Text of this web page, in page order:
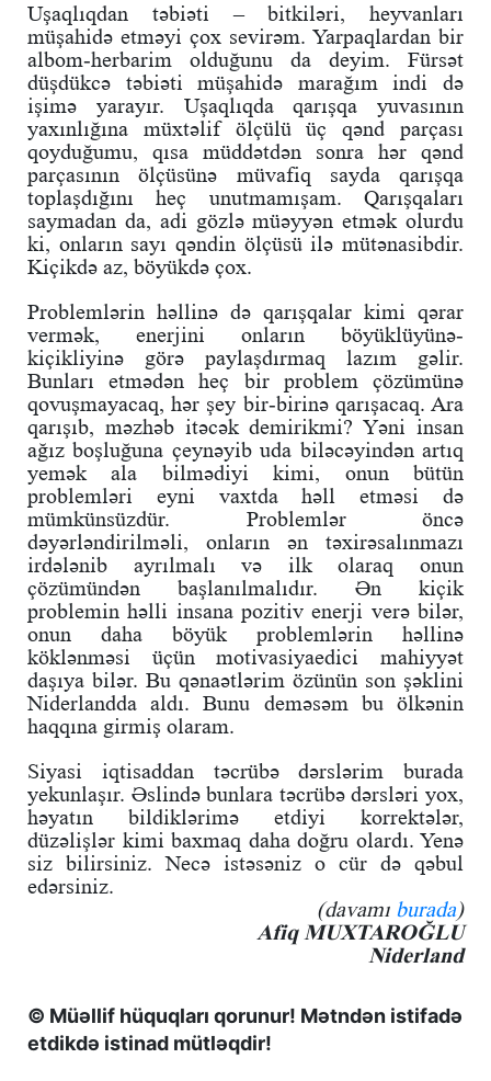
Uşaqlıqdan təbiəti – bitkiləri, heyvanları
müşahidə etməyi çox sevirəm. Yarpaqlardan bir
albom-herbarim olduğunu da deyim. Fürsət
düşdükcə təbiəti müşahidə marağım indi də
işimə yarayır. Uşaqlıqda qarışqa yuvasının
yaxınlığına müxtəlif ölçülü üç qənd parçası
qoyduğumu, qısa müddətdən sonra hər qənd
parçasının ölçüsünə müvafiq sayda qarışqa
toplaşdığını heç unutmamışam. Qarışqaları
saymadan da, adi gözlə müəyyən etmək olurdu
ki, onların sayı qəndin ölçüsü ilə mütənasibdir.
Kiçikdə az, böyükdə çox.
Problemlərin həllinə də qarışqalar kimi qərar
vermək, enerjini onların böyüklüyünə-
kiçikliyinə görə paylaşdırmaq lazım gəlir.
Bunları etmədən heç bir problem çözümünə
qovuşmayacaq, hər şey bir-birinə qarışacaq. Ara
qarışıb, məzhəb itəcək demirikmi? Yəni insan
ağız boşluğuna çeynəyib uda biləcəyindən artıq
yemək ala bilmədiyi kimi, onun bütün
problemləri eyni vaxtda həll etməsi də
mümkünsüzdür. Problemlər öncə
dəyərləndirilməli, onların ən təxirəsalınmazı
irdələnib ayrılmalı və ilk olaraq onun
çözümündən başlanılmalıdır. Ən kiçik
problemin həlli insana pozitiv enerji verə bilər,
onun daha böyük problemlərin həllinə
köklənməsi üçün motivasiyaedici mahiyyət
daşıya bilər. Bu qənaətlərim özünün son şəklini
Niderlandda aldı. Bunu deməsəm bu ölkənin
haqqına girmiş olaram.
Siyasi iqtisaddan təcrübə dərslərim burada
yekunlaşır. Əslində bunlara təcrübə dərsləri yox,
həyatın bildiklərimə etdiyi korrektələr,
düzəlişlər kimi baxmaq daha doğru olardı. Yenə
siz bilirsiniz. Necə istəsəniz o cür də qəbul
edərsiniz.
(davamı burada)
Afiq MUXTAROĞLU
Niderland
© Müəllif hüquqları qorunur! Mətndən istifadə
etdikdə istinad mütləqdir!